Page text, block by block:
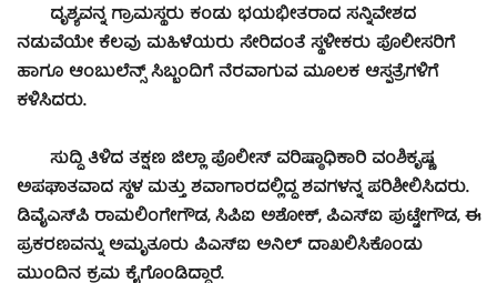
ದೃಶ್ಯವನ್ನ ಗ್ರಾಮಸ್ಥರು ಕಂಡು ಭಯಭೀತರಾದ ಸನ್ನಿವೇಶದ
ನಡುವೆಯೇ ಕೆಲವು ಮಹಿಳೆಯರು ಸೇರಿದಂತೆ ಸ್ಥಳೀಕರು ಪೊಲೀಸರಿಗೆ
ಹಾಗೂ ಆಂಬುಲೆನ್ಸ್ ಸಿಬ್ಬಂದಿಗೆ ನೆರವಾಗುವ ಮೂಲಕ ಆಸ್ಪತ್ರೆಗಳಿಗೆ
ಕಳಿಸಿದರು.
ಸುದ್ದಿ ತಿಳಿದ ತಕ್ಷಣ ಜಿಲ್ಲಾ ಪೊಲೀಸ್ ವರಿಷ್ಠಾಧಿಕಾರಿ ವಂಶಿಕೃಷ್ಣ
ಅಪಘಾತವಾದ ಸ್ಥಳ ಮತ್ತು ಶವಾಗಾರದಲ್ಲಿದ್ದ ಶವಗಳನ್ನ ಪರಿಶೀಲಿಸಿದರು.
ಡಿವೈಎಸ್‍ಪಿ ರಾಮಲಿಂಗೇಗೌಡ, ಸಿಪಿಐ ಅಶೋಕ್, ಪಿಎಸ್‍ಐ ಪುಟ್ಟೇಗೌಡ, ಈ
ಪ್ರಕರಣವನ್ನು ಅಮೃತೂರು ಪಿಎಸ್‍ಐ ಅನಿಲ್ ದಾಖಲಿಸಿಕೊಂಡು
ಮುಂದಿನ ಕ್ರಮ ಕೈಗೊಂಡಿದ್ದಾರೆ.